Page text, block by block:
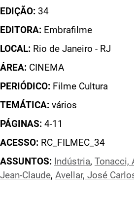
EDIÇÃO: 34
EDITORA: Embrafilme
LOCAL: Rio de Janeiro - RJ
ÁREA: CINEMA
PERIÓDICO: Filme Cultura
TEMÁTICA: vários
PÁGINAS: 4-11
ACESSO: RC_FILMEC_34
ASSUNTOS: Indústria, Tonacci,
Jean-Claude, Avellar, José